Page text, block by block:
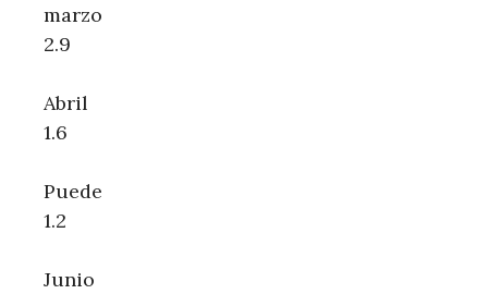
marzo
2.9
Abril
1.6
Puede
1.2
Junio